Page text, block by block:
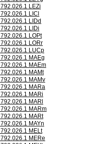
792.026.1 LEZi
792.026.1 LICl
792.026.1 LIDd
792.026.1 LIDi
792.026.1 LOPt
792.026.1 LORr
792.026.1 LUCp
792.026.1 MAEg
792.026.1 MAEm
792.026.1 MAMt
792.026.1 MAMv
792.026.1 MARa
792.026.1 MARi
792.026.1 MARl
792.026.1 MARm
792.026.1 MARt
792.026.1 MAYn
792.026.1 MELt
792.026.1 MERe